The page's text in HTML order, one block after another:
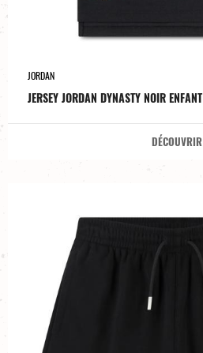
JORDAN
JERSEY JORDAN DYNASTY NOIR ENFANT
DÉCOUVRIR